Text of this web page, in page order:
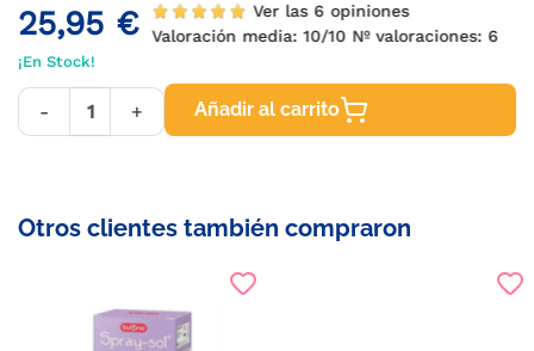
25,95 €
Ver las 6 opiniones
Valoración media:10/10 Nº valoraciones: 6
¡En Stock!
- + Añadir al carrito
Otros clientes también compraron